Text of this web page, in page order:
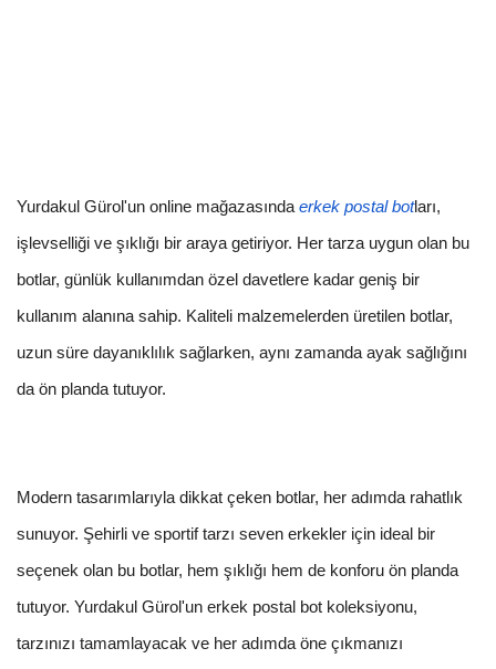
Yurdakul Gürol'un online mağazasında erkek postal botları,
işlevselliği ve şıklığı bir araya getiriyor. Her tarza uygun olan bu
botlar, günlük kullanımdan özel davetlere kadar geniş bir
kullanım alanına sahip. Kaliteli malzemelerden üretilen botlar,
uzun süre dayanıklılık sağlarken, aynı zamanda ayak sağlığını
da ön planda tutuyor.
Modern tasarımlarıyla dikkat çeken botlar, her adımda rahatlık
sunuyor. Şehirli ve sportif tarzı seven erkekler için ideal bir
seçenek olan bu botlar, hem şıklığı hem de konforu ön planda
tutuyor. Yurdakul Gürol'un erkek postal bot koleksiyonu,
tarzınızı tamamlayacak ve her adımda öne çıkmanızı